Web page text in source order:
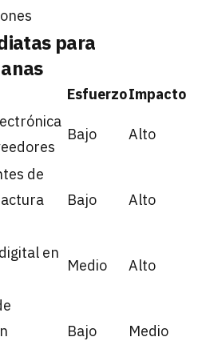
para
EsfuerzoImpacto
Bajo Alto
de
Bajo Alto
en
Medio Alto
Bajo Medio